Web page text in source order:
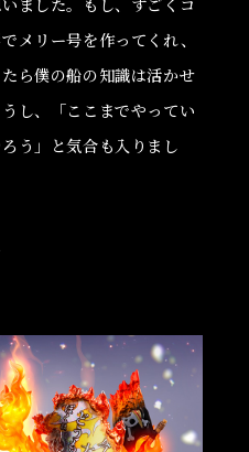
メリー号を作ってくれ、
ら僕の船の知識は活かせ
し、「ここまでやってい
う」と気合も入りまし